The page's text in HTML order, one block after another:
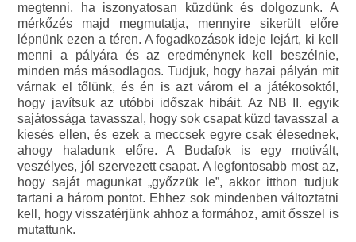
megtenni, ha iszonyatosan küzdünk és dolgozunk. A
mérkőzés majd megmutatja, mennyire sikerült előre
lépnünk ezen a téren. A fogadkozások ideje lejárt, ki kell
menni a pályára és az eredménynek kell beszélnie,
minden más másodlagos. Tudjuk, hogy hazai pályán mit
várnak el tőlünk, és én is azt várom el a játékosoktól,
hogy javítsuk az utóbbi időszak hibáit. Az NB II. egyik
sajátossága tavasszal, hogy sok csapat küzd tavasszal a
kiesés ellen, és ezek a meccsek egyre csak élesednek,
ahogy haladunk előre. A Budafok is egy motivált,
veszélyes, jól szervezett csapat. A legfontosabb most az,
hogy saját magunkat „győzzük le”, akkor itthon tudjuk
tartani a három pontot. Ehhez sok mindenben változtatni
kell, hogy visszatérjünk ahhoz a formához, amit ősszel is
mutattunk.